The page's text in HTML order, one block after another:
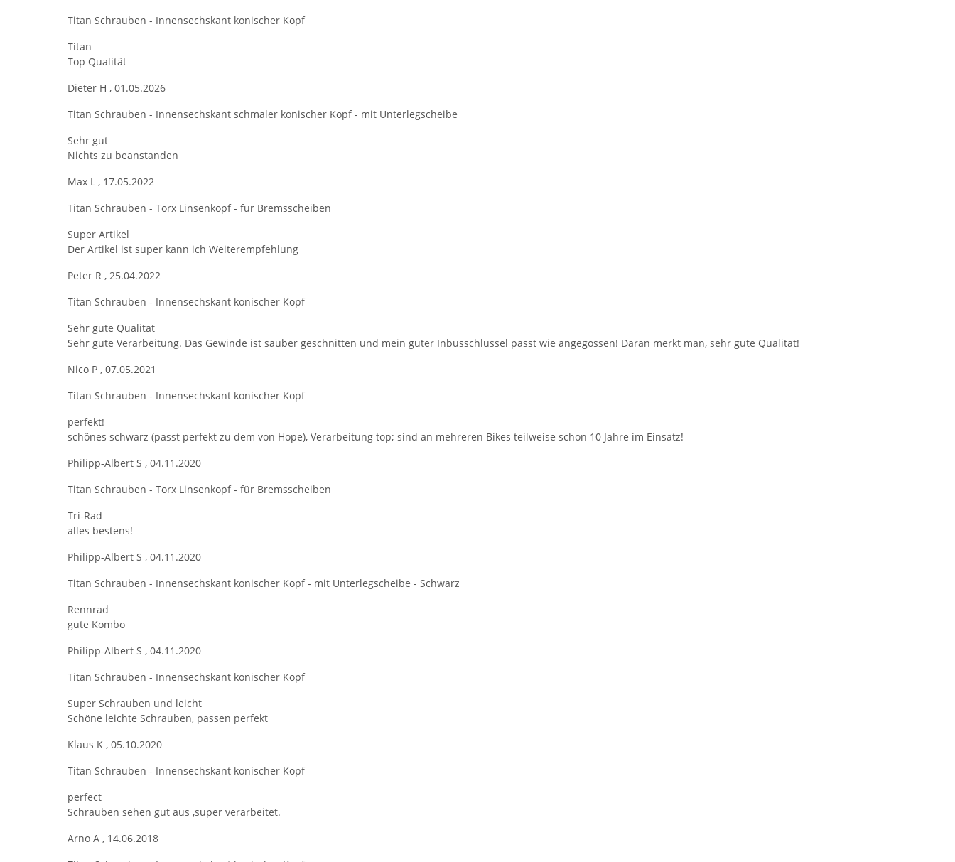
Titan Schrauben - Innensechskant konischer Kopf
Titan
Top Qualität
Dieter H , 01.05.2026
Titan Schrauben - Innensechskant schmaler konischer Kopf - mit Unterlegscheibe
Sehr gut
Nichts zu beanstanden
Max L , 17.05.2022
Titan Schrauben - Torx Linsenkopf - für Bremsscheiben
Super Artikel
Der Artikel ist super kann ich Weiterempfehlung
Peter R , 25.04.2022
Titan Schrauben - Innensechskant konischer Kopf
Sehr gute Qualität
Sehr gute Verarbeitung. Das Gewinde ist sauber geschnitten und mein guter Inbusschlüssel passt wie angegossen! Daran merkt man, sehr gute Qualität!
Nico P , 07.05.2021
Titan Schrauben - Innensechskant konischer Kopf
perfekt!
schönes schwarz (passt perfekt zu dem von Hope), Verarbeitung top; sind an mehreren Bikes teilweise schon 10 Jahre im Einsatz!
Philipp-Albert S , 04.11.2020
Titan Schrauben - Torx Linsenkopf - für Bremsscheiben
Tri-Rad
alles bestens!
Philipp-Albert S , 04.11.2020
Titan Schrauben - Innensechskant konischer Kopf - mit Unterlegscheibe - Schwarz
Rennrad
gute Kombo
Philipp-Albert S , 04.11.2020
Titan Schrauben - Innensechskant konischer Kopf
Super Schrauben und leicht
Schöne leichte Schrauben, passen perfekt
Klaus K , 05.10.2020
Titan Schrauben - Innensechskant konischer Kopf
perfect
Schrauben sehen gut aus ,super verarbeitet.
Arno A , 14.06.2018